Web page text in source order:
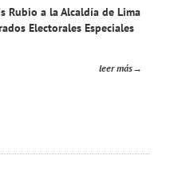
Rubio a la Alcaldía de Lima
Electorales Especiales
leer más